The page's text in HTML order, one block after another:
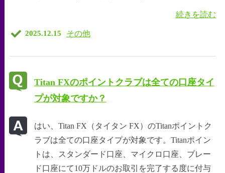
続きを読む
2025.12.15 その他
Titan FXのポイントクラブは全ての口座タイ
プが対象ですか？
はい、Titan FX（タイタン FX）のTitanポイントク
ラブは全ての口座タイプが対象です。Titanポイン
トは、スタンダード口座、マイクロ口座、ブレー
ド口座にて10万ドルのお取引を完了する度に付与